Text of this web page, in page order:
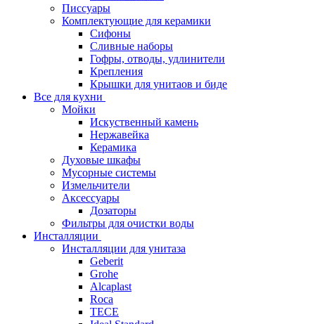
Писсуары
Комплектующие для керамики
Сифоны
Сливные наборы
Гофры, отводы, удлинители
Крепления
Крышки для унитаов и биде
Все для кухни
Мойки
Искуственный камень
Нержавейка
Керамика
Духовые шкафы
Мусорные системы
Измельчители
Аксессуары
Дозаторы
Фильтры для очистки воды
Инсталляции
Инсталляции для унитаза
Geberit
Grohe
Alcaplast
Roca
TECE